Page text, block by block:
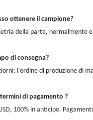
ottenere il campione?
della parte, normalmente
di consegna?
l'ordine di produzione di
di pagamento ?
100% in anticipo.